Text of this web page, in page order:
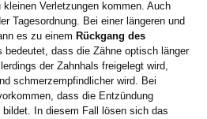
Verletzungen kommen. Auch
Tagesordnung. Bei einer längeren und
es zu einem Rückgang des
bedeutet, dass die Zähne optisch länger
der Zahnhals freigelegt wird,
schmerzempfindlicher wird. Bei
dass die Entzündung
In diesem Fall lösen sich das